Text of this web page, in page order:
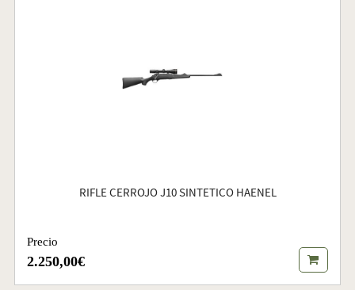
RIFLE CERROJO J10 SINTETICO HAENEL
Precio
2.250,00€